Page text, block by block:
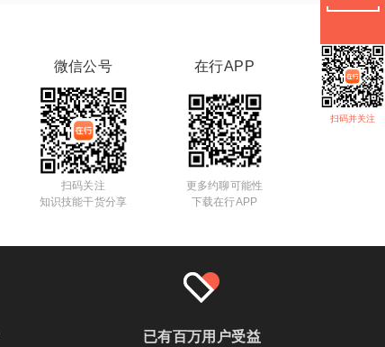
扫码并关注
微信公号
扫码关注
知识技能干货分享
在行APP
更多约聊可能性
下载在行APP
已有百万用户受益